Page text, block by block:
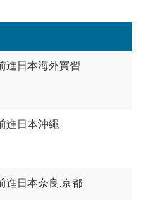
進日本海外實習
進日本沖繩
進日本奈良.京都